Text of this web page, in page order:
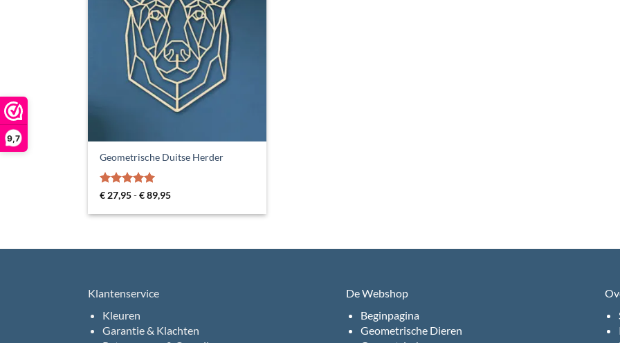
9,7
Geometrische Duitse Herder
Gewaardeerd
€ 27,95-€89,95Prijsklasse:
tot
Klantenservice
Kleuren
Garantie & Klachten
De Webshop
Beginpagina
Geometrische Dieren